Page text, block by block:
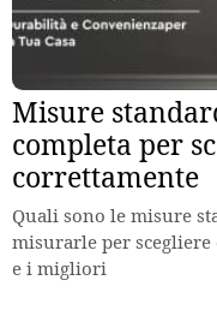
Misure
completa per
correttamente
Quali sono le misure
misurarle per scegliere
e i migliori